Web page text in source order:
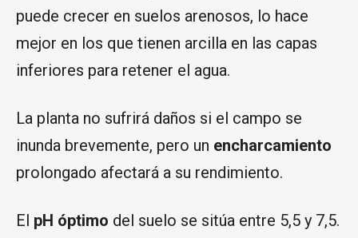
puede crecer en suelos arenosos, lo hace
mejor en los que tienen arcilla en las capas
inferiores para retener el agua.
La planta no sufrirá daños si el campo se
inunda brevemente, pero un encharcamiento
prolongado afectará a su rendimiento.
El pH óptimo del suelo se sitúa entre 5,5 y 7,5.